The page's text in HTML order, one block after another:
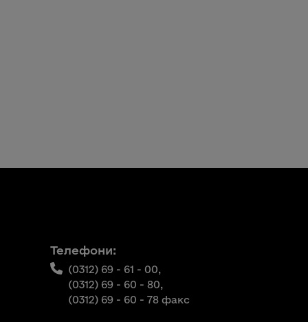
Телефони:
(0312) 69 - 61 - 00,
(0312) 69 - 60 - 80,
(0312) 69 - 60 - 78 факс